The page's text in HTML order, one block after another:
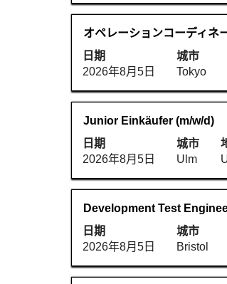
示
位
共
个
职
位
使
职
键
行
选
择
查
看
位
信
息
完
整
内
职
务
オペレーションコーディネ
日期
2026年8月5日
城市
Tokyo
使
用
空
格
键
行
选
择
查
看
位
信
息
职
务
Junior Einkäufer (m/w/d)
日期
2026年8月5日
城市
Ulm
使
用
空
格
键
行
选
择
查
职
务
Development Test
日期
2026年8月5日
城市
Bristol
使
用
空
格
键